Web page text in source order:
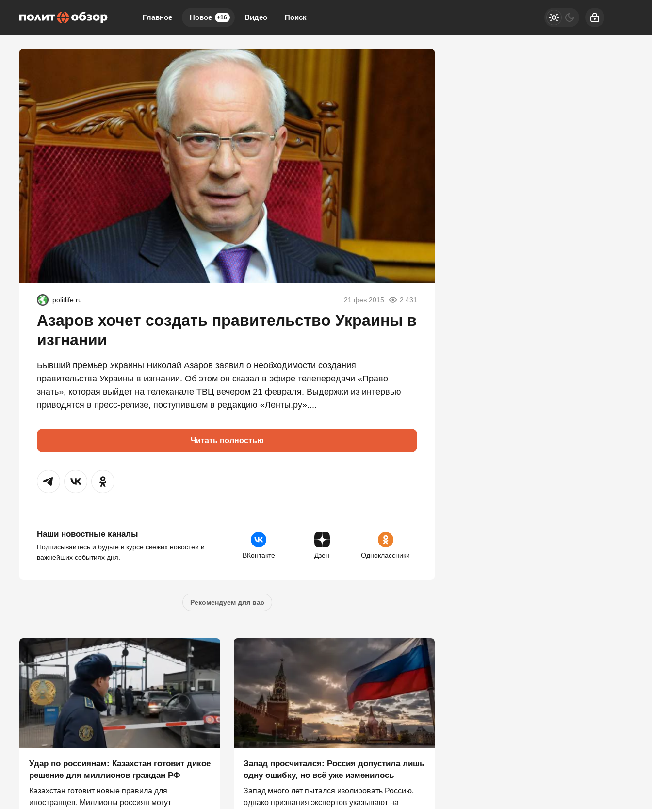
Главное Новое +16 Видео Поиск
politlife.ru 21 фев 2015 2 431
Азаров хочет создать правительство Украины в
изгнании
Бывший премьер Украины Николай Азаров заявил о необходимости создания
правительства Украины в изгнании. Об этом он сказал в эфире телепередачи «Право
знать», которая выйдет на телеканале ТВЦ вечером 21 февраля. Выдержки из интервью
приводятся в пресс-релизе, поступившем в редакцию «Ленты.ру»....
Читать полностью
Наши новостные каналы
Подписывайтесь и будьте в курсе свежих новостей и
важнейших событиях дня.
ВКонтакте Дзен Одноклассники
Рекомендуем для вас
Удар по россиянам: Казахстан готовит дикое
решение для миллионов граждан РФ
Казахстан готовит новые правила для
иностранцев. Миллионы россиян могут
Запад просчитался: Россия допустила лишь
одну ошибку, но всё уже изменилось
Запад много лет пытался изолировать Россию,
однако признания экспертов указывают на